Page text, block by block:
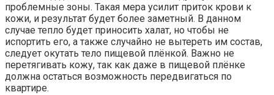
проблемные зоны. Такая мера усилит приток крови к
кожи, и результат будет более заметный. В данном
случае тепло будет приносить халат, но чтобы не
испортить его, а также случайно не вытереть им состав,
следует окутать тело пищевой плёнкой. Важно не
перетягивать кожу, так как даже в пищевой плёнке
должна остаться возможность передвигаться по
квартире.